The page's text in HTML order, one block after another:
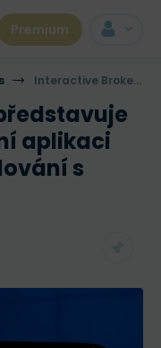
Premium
Interactive Brokers představuje jednoduchou mobilní aplikaci pro globální obchodování s akciemi
aplikaci
s